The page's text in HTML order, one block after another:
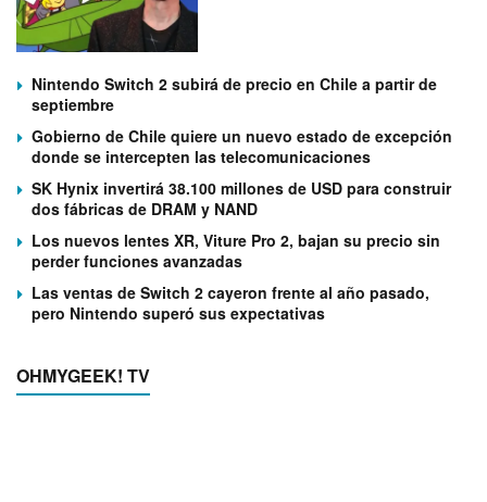
Nintendo Switch 2 subirá de precio en Chile a partir de
septiembre
Gobierno de Chile quiere un nuevo estado de excepción
donde se intercepten las telecomunicaciones
SK Hynix invertirá 38.100 millones de USD para construir
dos fábricas de DRAM y NAND
Los nuevos lentes XR, Viture Pro 2, bajan su precio sin
perder funciones avanzadas
Las ventas de Switch 2 cayeron frente al año pasado,
pero Nintendo superó sus expectativas
OHMYGEEK! TV